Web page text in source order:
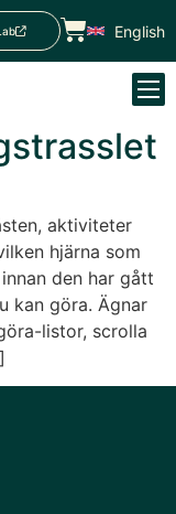
English
aktiviteter
hjärna som
den har gått
kan göra. Ägnar
listor, scrolla